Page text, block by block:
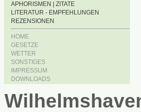
APHORISMEN | ZITATE
LITERATUR - EMPFEHLUNGEN
REZENSIONEN
HOME
GESETZE
WETTER
SONSTIGES
IMPRESSUM
DOWNLOADS